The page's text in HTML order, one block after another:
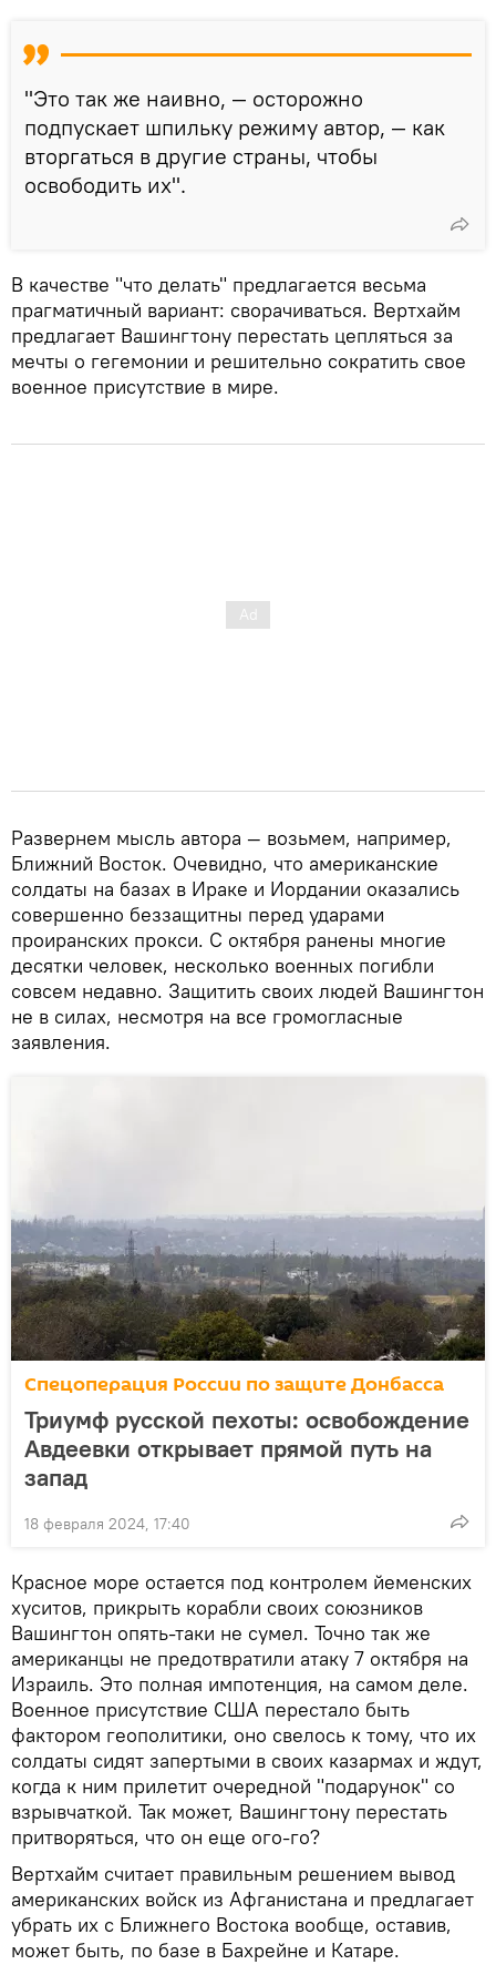
"Это так же наивно, — осторожно
подпускает шпильку режиму автор, — как
вторгаться в другие страны, чтобы
освободить их".
В качестве "что делать" предлагается весьма
прагматичный вариант: сворачиваться. Вертхайм
предлагает Вашингтону перестать цепляться за
мечты о гегемонии и решительно сократить свое
военное присутствие в мире.
Развернем мысль автора — возьмем, например,
Ближний Восток. Очевидно, что американские
солдаты на базах в Ираке и Иордании оказались
совершенно беззащитны перед ударами
проиранских прокси. С октября ранены многие
десятки человек, несколько военных погибли
совсем недавно. Защитить своих людей Вашингтон
не в силах, несмотря на все громогласные
заявления.
Спецоперация России по защите Донбасса
Триумф русской пехоты: освобождение
Авдеевки открывает прямой путь на
запад
18 февраля 2024, 17:40
Красное море остается под контролем йеменских
хуситов, прикрыть корабли своих союзников
Вашингтон опять-таки не сумел. Точно так же
американцы не предотвратили атаку 7 октября на
Израиль. Это полная импотенция, на самом деле.
Военное присутствие США перестало быть
фактором геополитики, оно свелось к тому, что их
солдаты сидят запертыми в своих казармах и ждут,
когда к ним прилетит очередной "подарунок" со
взрывчаткой. Так может, Вашингтону перестать
притворяться, что он еще ого-го?
Вертхайм считает правильным решением вывод
американских войск из Афганистана и предлагает
убрать их с Ближнего Востока вообще, оставив,
может быть, по базе в Бахрейне и Катаре.